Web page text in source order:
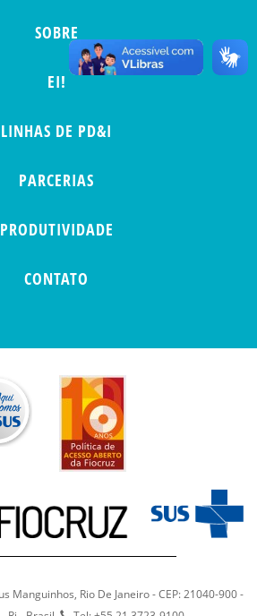
SOBRE
EI!
LINHAS DE PD&I
PARCERIAS
PRODUTIVIDADE
CONTATO
Manguinhos, Rio De Janeiro - CEP: 21040-900 -